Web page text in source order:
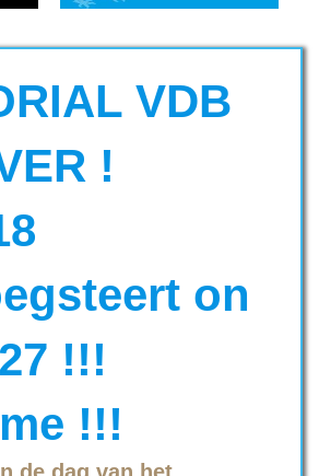
VDB
!
on
!!!
!!!